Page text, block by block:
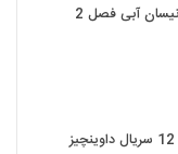
دانلود سریال نیسان آبی فصل 2